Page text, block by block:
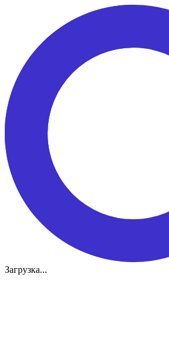
Загрузка...